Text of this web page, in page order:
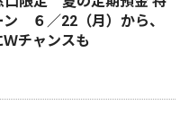
６／22（月）から、
チャンスも